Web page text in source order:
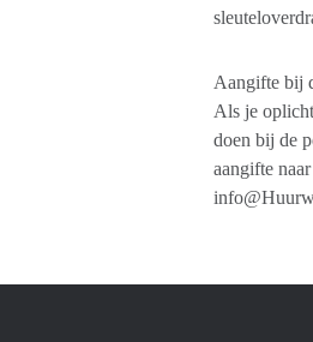
Aangifte bij
Als je
doen bij de
aangifte